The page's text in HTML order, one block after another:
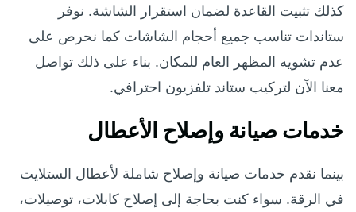
كذلك تثبيت القاعدة لضمان استقرار الشاشة. نوفر
ستاندات تناسب جميع أحجام الشاشات كما نحرص على
عدم تشويه المظهر العام للمكان. بناء على ذلك تواصل
معنا الآن لتركيب ستاند تلفزيون احترافي.
خدمات صيانة وإصلاح الأعطال
بينما نقدم خدمات صيانة وإصلاح شاملة لأعطال الستلايت
في الرقة. سواء كنت بحاجة إلى إصلاح كابلات، توصيلات،